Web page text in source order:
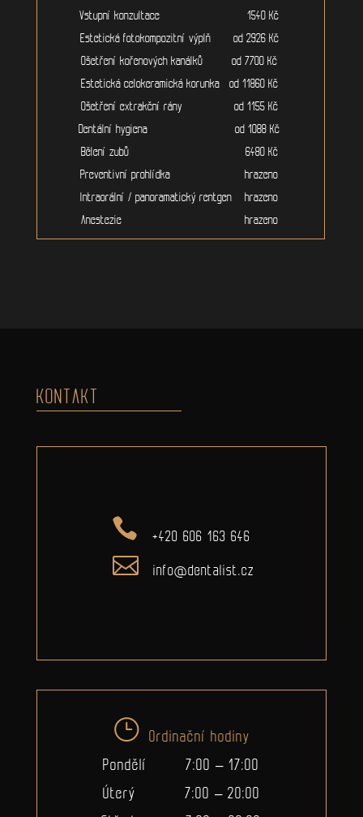
Vstupní konzultace 1540 Kč
Estetická fotokompozitní výplň od 2926 Kč
Ošetření kořenových kanálků od 7700 Kč
Estetická celokeramická korunka od 11860 Kč
Ošetření extrakční rány od 1155 Kč
Dentální hygiena od 1088 Kč
Bělení zubů 6480 Kč
Preventivní prohlídka hrazeno
Intraorální / panoramatický rentgen hrazeno
Anestezie hrazeno
KONTAKT
+420 606 163 646
info@dentalist.cz
Ordinační hodiny
Pondělí 7:00 – 17:00
Úterý 7:00 – 20:00